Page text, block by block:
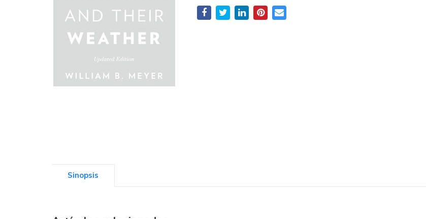
Sinopsis